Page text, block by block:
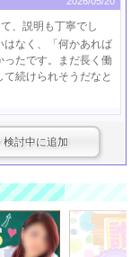
、説明も丁寧でし
はなく、「何かあれば
ったです。まだ長く働
続けられそうだなと
検討中に追加